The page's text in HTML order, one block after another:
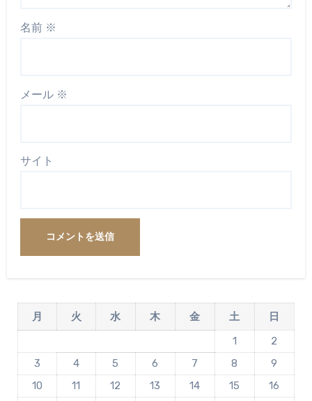
名前 ※
メール ※
サイト
月 火 水 木 金 土
日
1
2
3
4 5 6 7 8
9
10
11 12 13 14 15
16